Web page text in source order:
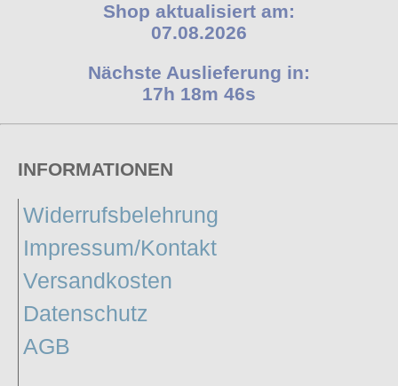
Shop aktualisiert am:
07.08.2026
Nächste Auslieferung in:
17h 18m 45s
INFORMATIONEN
Widerrufsbelehrung
Impressum/Kontakt
Versandkosten
Datenschutz
AGB